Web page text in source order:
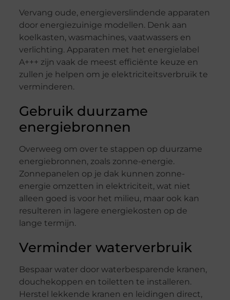
Vervang oude, energieverslindende apparaten
door energiezuinige modellen. Denk aan
koelkasten, wasmachines, vaatwassers en
verlichting. Apparaten met het energielabel
A+++ zijn vaak de meest efficiënte keuze en
zullen je helpen om je elektriciteitsverbruik te
verminderen.
Gebruik duurzame
energiebronnen
Overweeg om over te stappen op duurzame
energiebronnen, zoals zonne-energie.
Zonnepanelen op je dak kunnen zonne-
energie omzetten in elektriciteit, wat niet
alleen goed is voor het milieu, maar ook kan
resulteren in lagere energiekosten op de
lange termijn.
Verminder waterverbruik
Bespaar water door waterbesparende kranen,
douchekoppen en toiletten te installeren.
Herstel lekkende kranen en leidingen direct,